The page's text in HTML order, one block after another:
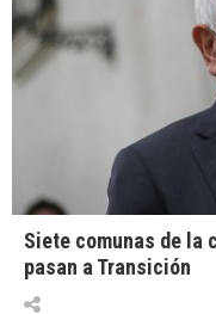
Siete comunas de la
pasan a Transición